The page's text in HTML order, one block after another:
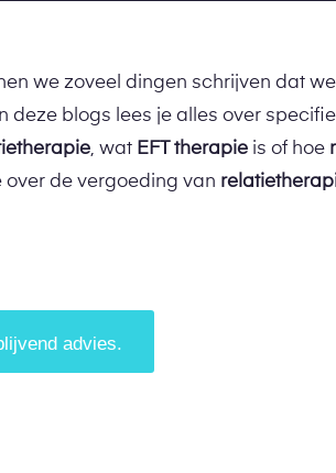
we zoveel dingen schrijven dat
deze blogs lees je alles over
, wat EFT therapieis of hoe
de vergoeding van
advies.